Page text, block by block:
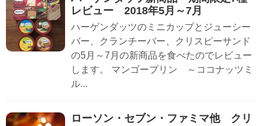
レビュー 2018年5月～7月
ハーゲンダッツのミニカップとジューシー
バー、クランチーバー、クリスピーサンド
の5月～7月の新商品を食べたのでレビュー
します。 マンゴープリン ～ココナッツミ
ル...
ローソン・セブン・ファミマ他 クリ